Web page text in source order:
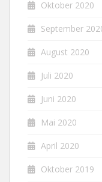
Oktober 2020
September
August 2020
Juli 2020
Juni 2020
Mai 2020
April 2020
Oktober 2019